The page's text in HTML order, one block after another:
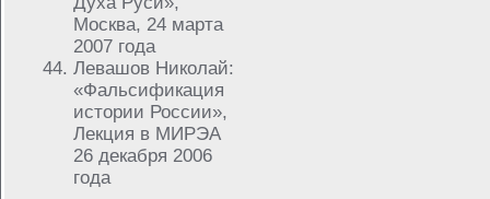
Москва, 24 марта
2007 года
Левашов Николай:
«Фальсификация
истории России»,
Лекция в МИРЭА
26 декабря 2006
года